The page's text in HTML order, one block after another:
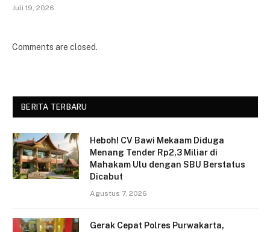
Juli 19, 2026
Comments are closed.
BERITA TERBARU
Heboh! CV Bawi Mekaam Diduga
Menang Tender Rp2,3 Miliar di
Mahakam Ulu dengan SBU Berstatus
Dicabut
Agustus 7, 2026
Gerak Cepat Polres Purwakarta,